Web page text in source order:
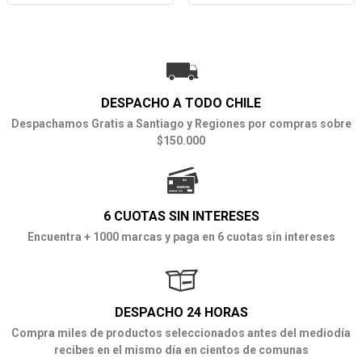
DESPACHO A TODO CHILE
Despachamos Gratis a Santiago y Regiones por compras sobre
$150.000
6 CUOTAS SIN INTERESES
Encuentra + 1000 marcas y paga en 6 cuotas sin intereses
DESPACHO 24 HORAS
Compra miles de productos seleccionados antes del mediodía
recibes en el mismo día en cientos de comunas